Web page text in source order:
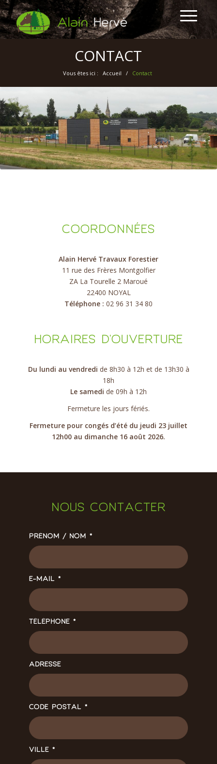
CONTACT
Vous êtes ici : Accueil / Contact
COORDONNÉES
Alain Hervé Travaux Forestier
11 rue des Frères Montgolfier
ZA La Tourelle 2 Maroué
22400 NOYAL
Téléphone : 02 96 31 34 80
HORAIRES D’OUVERTURE
Du lundi au vendredi de 8h30 à 12h et de 13h30 à
18h
Le samedi de 09h à 12h
Fermeture les jours fériés.
Fermeture pour congés d’été du jeudi 23 juillet
12h00 au dimanche 16 août 2026.
NOUS CONTACTER
PRÉNOM / NOM *
E-MAIL *
TÉLÉPHONE *
ADRESSE
CODE POSTAL *
VILLE *